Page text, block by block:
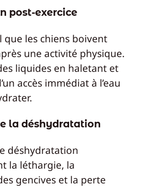
post-exercice
les chiens boivent
une activité physique.
liquides en haletant et
accès immédiat à l’eau
la déshydratation
déshydratation
la léthargie, la
gencives et la perte